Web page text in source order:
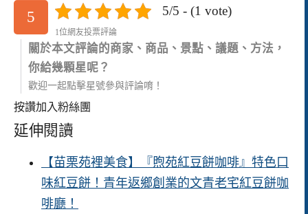
5 5/5 - (1 vote)
1位網友投票評論
關於本文評論的商家、商品、景點、議題、方法，
你給幾顆星呢？
歡迎一起點擊星號參與評論唷！
按讚加入粉絲團
延伸閱讀
【苗栗苑裡美食】『煦苑紅豆餅咖啡』特色口
味紅豆餅！青年返鄉創業的文青老宅紅豆餅咖
啡廳！